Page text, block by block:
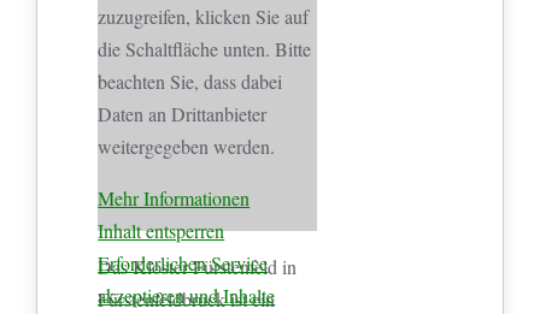
zuzugreifen, klicken Sie auf
die Schaltfläche unten. Bitte
beachten Sie, dass dabei
Daten an Drittanbieter
weitergegeben werden.
Mehr Informationen
Inhalt entsperren
Erforderlichen Service
akzeptieren und Inhalte
Das Kloster Fürstenfeld in
Fürstenfeldbruck ist ein